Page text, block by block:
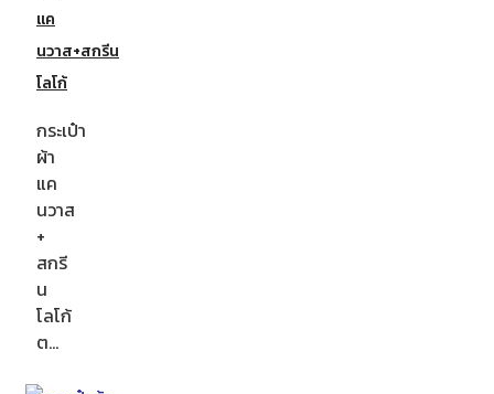
แค
นวาส+สกรีน
โลโก้
กระเป๋า
ผ้า
แค
นวาส
+
สกรี
น
โลโก้
ต…